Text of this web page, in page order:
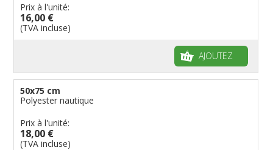
Prix à l'unité:
16,00 €
(TVA incluse)
AJOUTEZ
50x75 cm
Polyester nautique
Prix à l'unité:
18,00 €
(TVA incluse)